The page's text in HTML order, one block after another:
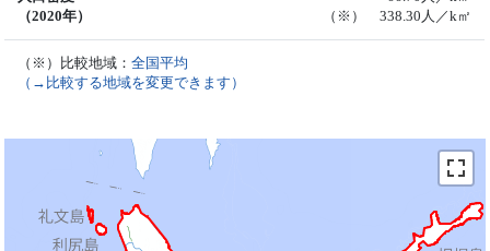
（2020年）
（※） 338.30人／k㎡
（※）比較地域：全国平均
（→比較する地域を変更できます）